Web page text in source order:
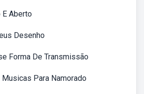
E Aberto
Desenho
Forma De Transmissão
Para Namorado